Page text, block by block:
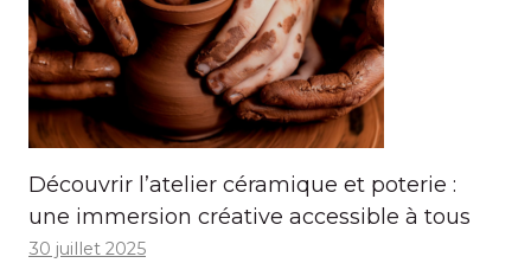
Découvrir l’atelier céramique et poterie :
une immersion créative accessible à tous
30 juillet 2025